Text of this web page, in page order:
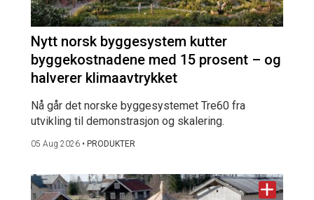
Nytt norsk byggesystem kutter
byggekostnadene med 15 prosent – og
halverer klimaavtrykket
Nå går det norske byggesystemet Tre60 fra
utvikling til demonstrasjon og skalering.
05 Aug 2026 • PRODUKTER